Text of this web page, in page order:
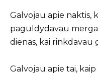
Galvojau apie naktis,
paguldydavau
dienas, kai rinkdavau
Galvojau apie tai,